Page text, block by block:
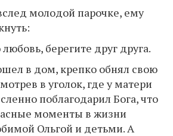
молодой парочке, ему
берегите друг друга.
в дом, крепко обнял свою
в уголок, где у матери
поблагодарил Бога, что
моменты в жизни
Ольгой и детьми. А